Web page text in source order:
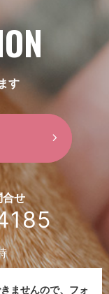
す
合せ
ませんので、 フォ